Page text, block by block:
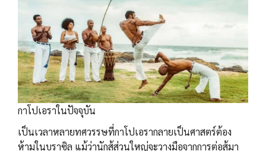
กาโปเอราในปัจจุบัน
เป็นเวลาหลายทศวรรษที่กาโปเอรากลายเป็นศาสตร์ต้อง
ห้ามในบราซิล แม้ว่านักสู้ส่วนใหญ่จะวางมือจากการต่อสู้มา